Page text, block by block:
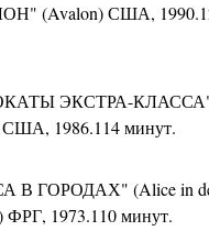
(Avalon) США,
ЭКСТРА-КЛАССА"
США, 1986.114 минут.
В ГОРОДАХ" (Alice in
ФРГ, 1973.110 минут.